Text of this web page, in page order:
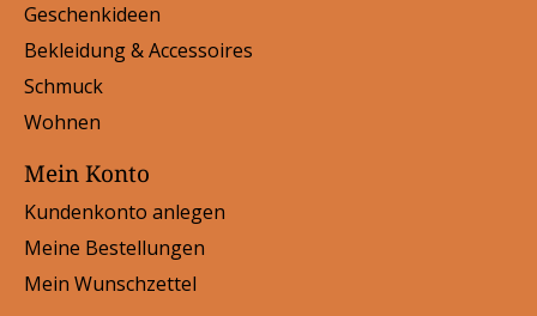
Geschenkideen
Bekleidung & Accessoires
Schmuck
Wohnen
Mein Konto
Kundenkonto anlegen
Meine Bestellungen
Mein Wunschzettel